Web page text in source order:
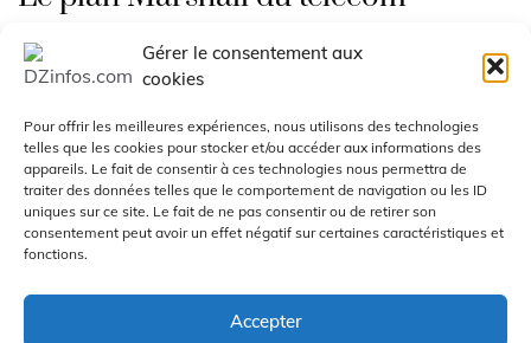
Gérer le consentement aux
cookies
Pour offrir les meilleures expériences, nous utilisons des technologies
telles que les cookies pour stocker et/ou accéder aux informations des
appareils. Le fait de consentir à ces technologies nous permettra de
traiter des données telles que le comportement de navigation ou les ID
uniques sur ce site. Le fait de ne pas consentir ou de retirer son
consentement peut avoir un effet négatif sur certaines caractéristiques et
fonctions.
Accepter
algérien
Algérie : Samsung débloque enfin la
5G